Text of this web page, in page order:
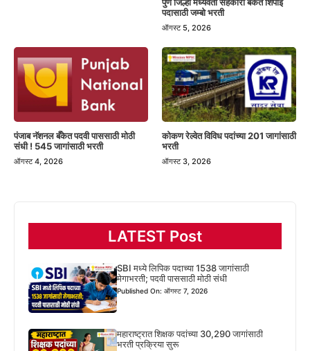
पदासाठी जम्बो भरती
ऑगस्ट 5, 2026
पंजाब नॅशनल बँकेत पदवी पाससाठी मोठी
संधी ! 545 जागांसाठी भरती
ऑगस्ट 4, 2026
कोकण रेल्वेत विविध पदांच्या 201 जागांसाठी
भरती
ऑगस्ट 3, 2026
LATEST Post
SBI मध्ये लिपिक पदाच्या 1538 जागांसाठी
मेगाभरती; पदवी पाससाठी मोठी संधी
Published On: ऑगस्ट 7, 2026
महाराष्ट्रात शिक्षक पदांच्या 30,290 जागांसाठी
भरती प्रक्रिया सुरू